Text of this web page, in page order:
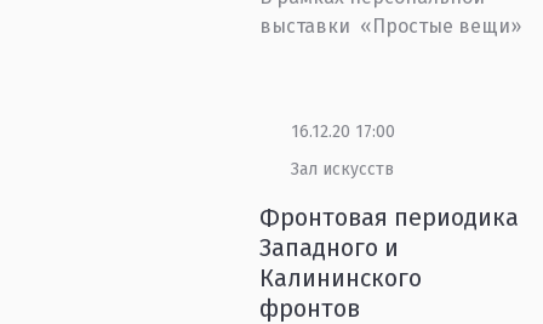
выставки «Простые вещи»
16.12.20 17:00
Зал искусств
Фронтовая периодика
Западного и
Калининского
фронтов